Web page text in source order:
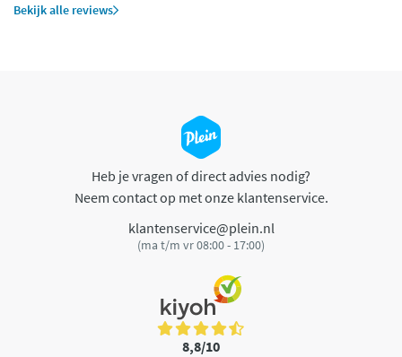
Bekijk alle reviews
Heb je vragen of direct advies nodig?
Neem contact op met onze klantenservice.
klantenservice@plein.nl
(ma t/m vr 08:00 - 17:00)
8,8/10